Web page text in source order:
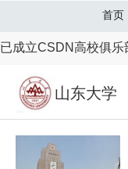
首页
已成立CSDN高校俱乐
山东大学